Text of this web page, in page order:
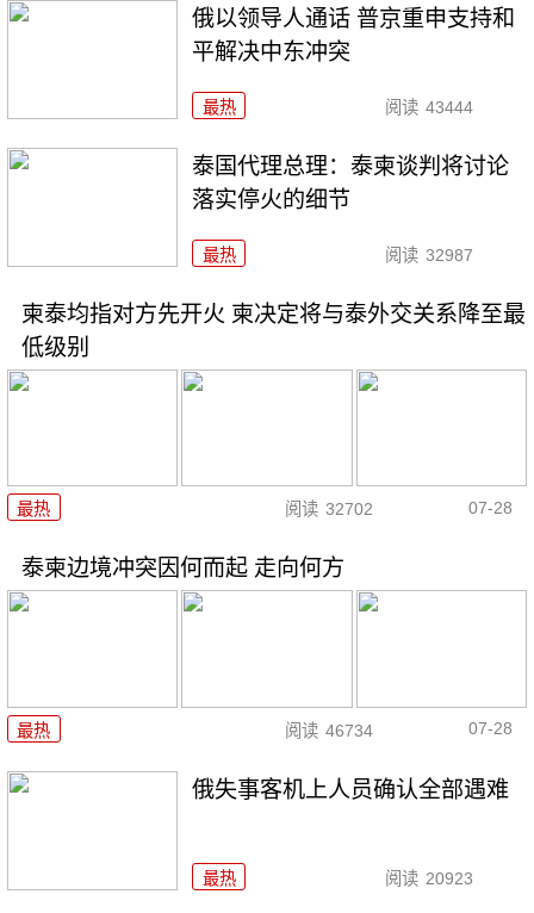
俄以领导人通话 普京重申支持和
平解决中东冲突
最热 阅读 43444
泰国代理总理：泰柬谈判将讨论
落实停火的细节
最热 阅读 32987
柬泰均指对方先开火 柬决定将与泰外交关系降至最
低级别
最热 阅读 32702 07-28
泰柬边境冲突因何而起 走向何方
最热 阅读 46734 07-28
俄失事客机上人员确认全部遇难
最热 阅读 20923